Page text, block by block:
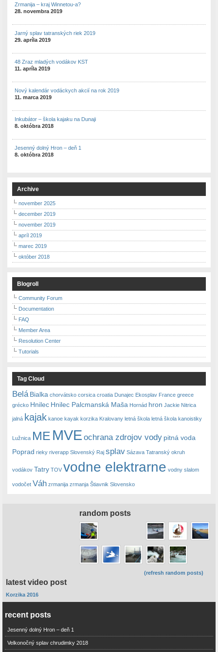
Zrmanija – kraj Winnetou-a?
28. novembra 2019
Jarný splav tatranských riek 2019
29. apríla 2019
48 Zraz mladých vodákov KST
11. apríla 2019
Nový kalendár vodáckych akcií na rok 2019
11. marca 2019
Inkubátor – škola kajaku na Dunaji
8. októbra 2018
Jesenný dolný Hron – deň 1
8. októbra 2018
Archive
november 2025
december 2019
november 2019
apríl 2019
marec 2019
október 2018
Blogroll
Community Forum
Documentation
FAQ
Member Area
Resolution Center
Tutorials
Tag Cloud
Belá Bialka chorvátsko corsica croatia Dunajec Ekosplav France greece
grécko Hnilec Hnilec Palcmanská Maša Hornád hron Jackie Nitrica
jalná kajak kanoe kayak korzika Kralovany letná škola letná škola kanoistiky
Lužnica ME MVE ochrana zdrojov vody pitná voda
Poprad rieky riverapp Slovenský Raj splav Sázava Tatranský okruh
vodákov Tatry TOV vodne elektrarne vodny slalom
vodočet Váh zrmanija zrmanja Štiavnik Slovensko
random posts
(refresh random posts)
latest video post
Korzika 2016
recent posts
Jesenný dolný Hron – deň 1
Velkonočný splav chrudimky 2018